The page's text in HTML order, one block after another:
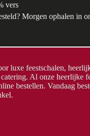
vers
Morgen ophalen in
luxe feestschalen,
Al onze heerlijke
bestellen. Vandaag